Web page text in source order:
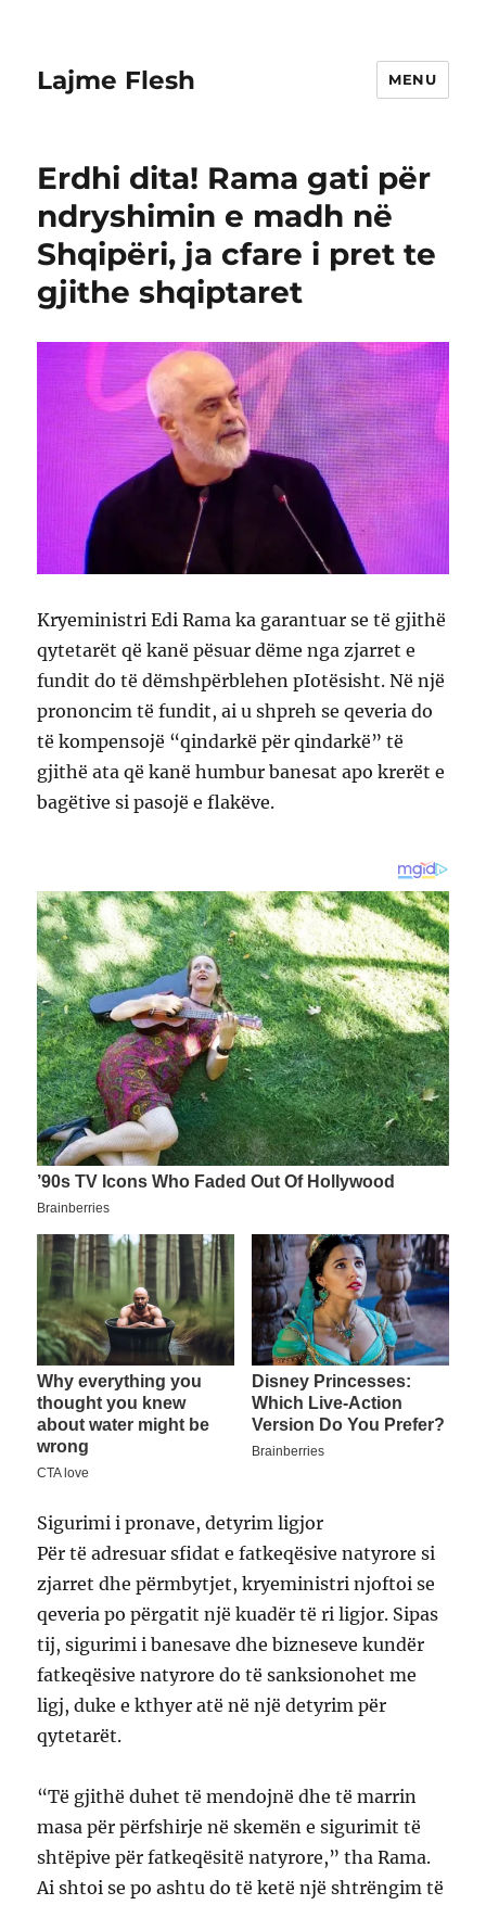
Lajme Flesh MENU
Erdhi dita! Rama gati për
ndryshimin e madh në
Shqipëri, ja cfare i pret te
gjithe shqiptaret
Kryeministri Edi Rama ka garantuar se të gjithë
qytetarët që kanë pësuar dëme nga zjarret e
fundit do të dëmshpërblehen pIotësisht. Në një
prononcim të fundit, ai u shpreh se qeveria do
të kompensojë “qindarkë për qindarkë” të
gjithë ata që kanë humbur banesat apo krerët e
bagëtive si pasojë e flakëve.
Sigurimi i pronave, detyrim ligjor
Për të adresuar sfidat e fatkeqësive natyrore si
zjarret dhe përmbytjet, kryeministri njoftoi se
qeveria po përgatit një kuadër të ri ligjor. Sipas
tij, sigurimi i banesave dhe bizneseve kundër
fatkeqësive natyrore do të sanksionohet me
ligj, duke e kthyer atë në një detyrim për
qytetarët.
“Të gjithë duhet të mendojnë dhe të marrin
masa për përfshirje në skemën e sigurimit të
shtëpive për fatkeqësitë natyrore,” tha Rama.
Ai shtoi se po ashtu do të ketë një shtrëngim të